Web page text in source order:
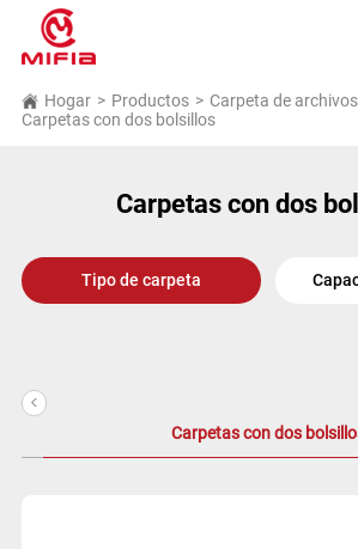
日本
Hogar > Productos > Carpeta de archivos
Carpetas con dos bolsillos
Carpetas con dos
Tipo de carpeta
Carpetas con dos
<